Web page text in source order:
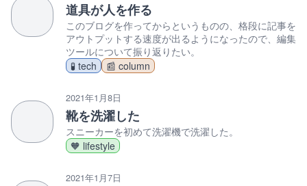
道具が人を作る
このブログを作ってからというものの、格段に記事を
アウトプットする速度が出るようになったので、編集
ツールについて振り返りたい。
🧪 tech
📰 column
2021年1月8日
靴を洗濯した
スニーカーを初めて洗濯機で洗濯した。
🧡 lifestyle
2021年1月7日